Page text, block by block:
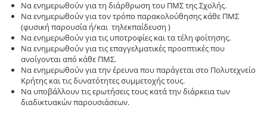
Να ενημερωθούν για τη διάρθρωση του ΠΜΣ της Σχολής.
Να ενημερωθούν για τον τρόπο παρακολούθησης κάθε ΠΜΣ
(φυσική παρουσία ή/και τηλεκπαίδευση )
Να ενημερωθούν για τις υποτροφίες και τα τέλη φοίτησης.
Να ενημερωθούν για τις επαγγελματικές προοπτικές που
ανοίγονται από κάθε ΠΜΣ.
Να ενημερωθούν για την έρευνα που παράγεται στο Πολυτεχνείο
Κρήτης και τις δυνατότητες συμμετοχής τους.
Να υποβάλλουν τις ερωτήσεις τους κατά την διάρκεια των
διαδικτυακών παρουσιάσεων.